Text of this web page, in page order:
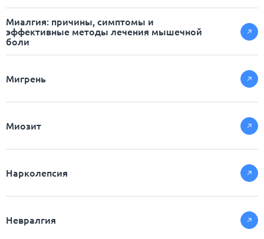
Миалгия: причины, симптомы и
эффективные методы лечения мышечной
боли
Мигрень
Миозит
Нарколепсия
Невралгия